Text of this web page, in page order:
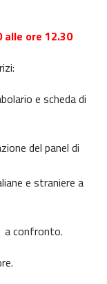
ore 12.30
e scheda di
del panel di
e straniere a
a confronto.